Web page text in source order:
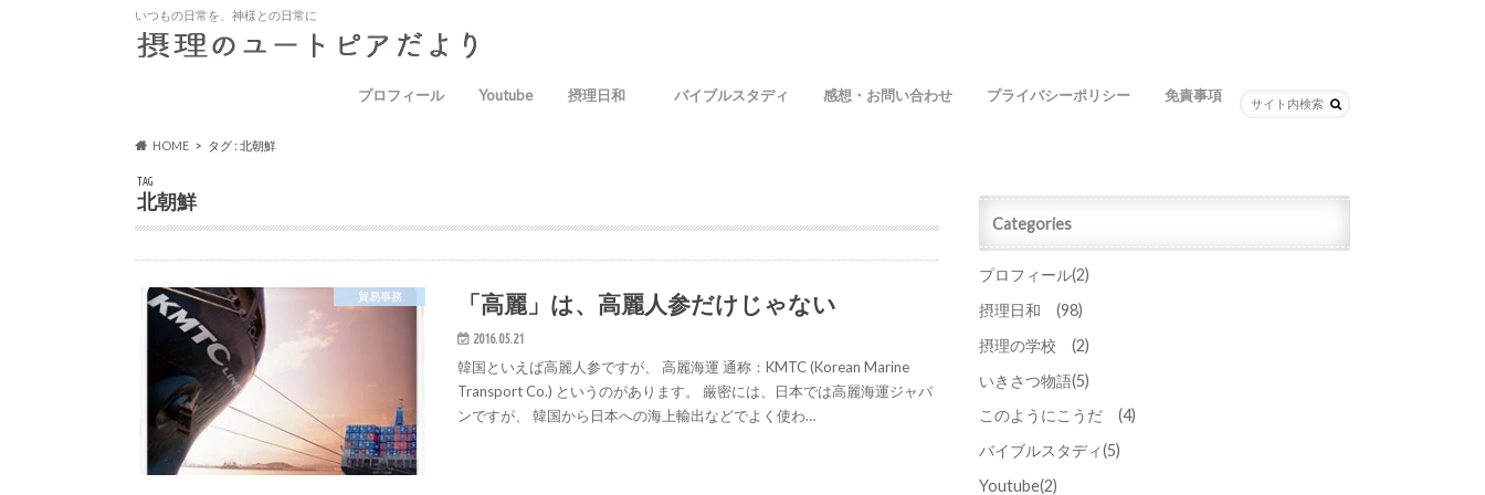
いつもの日常を、神様との日常に
プロフィール Youtube 摂理日和 バイブルスタディ 感想・お問い合わせ プライバシーポリシー 免責事項
HOME タグ : 北朝鮮
TAG
北朝鮮
貿易事務 「高麗」は、高麗人参だけじゃない
2016.05.21
韓国といえば高麗人参ですが、 高麗海運 通称：KMTC (Korean Marine
Transport Co.) というのがあります。 厳密には、日本では高麗海運ジャパ
ンですが、 韓国から日本への海上輸出などでよく使わ…
Categories
プロフィール(2)
摂理日和 (98)
摂理の学校 (2)
いきさつ物語(5)
このようにこうだ (4)
バイブルスタディ(5)
Youtube(2)